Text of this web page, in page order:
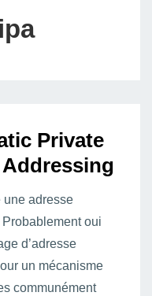
Private
une adresse
oui
d’adresse
un mécanisme
communément